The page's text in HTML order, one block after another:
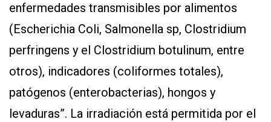
enfermedades transmisibles por alimentos
(Escherichia Coli, Salmonella sp, Clostridium
perfringens y el Clostridium botulinum, entre
otros), indicadores (coliformes totales),
patógenos (enterobacterias), hongos y
levaduras”. La irradiación está permitida por el